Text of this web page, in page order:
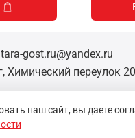
tara-gost.ru@yandex.ru
Химический переулок 20
г , Муниципальный Округ
наш сайт, вы даете